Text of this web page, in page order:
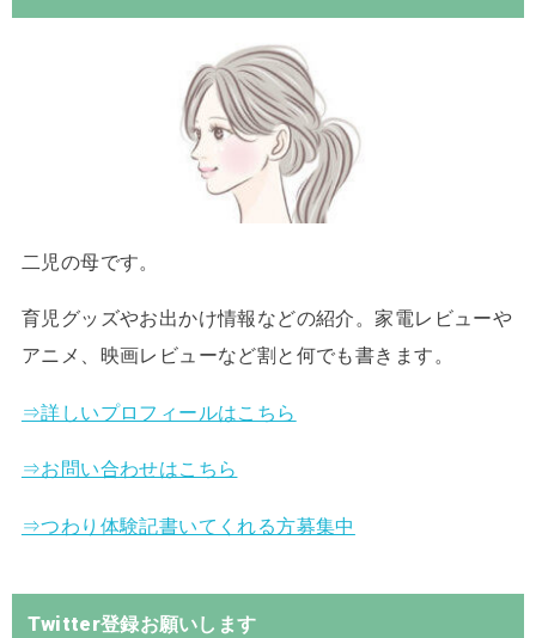
二児の母です。
育児グッズやお出かけ情報などの紹介。家電レビューや
アニメ、映画レビューなど割と何でも書きます。
⇒詳しいプロフィールはこちら
⇒お問い合わせはこちら
⇒つわり体験記書いてくれる方募集中
Twitter登録お願いします